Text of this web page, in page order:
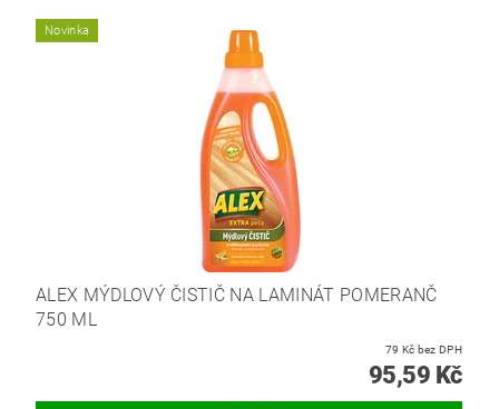
Novinka
ALEX MÝDLOVÝ ČISTIČ NA LAMINÁT POMERANČ
750 ML
79 Kč bez DPH
95,59 Kč